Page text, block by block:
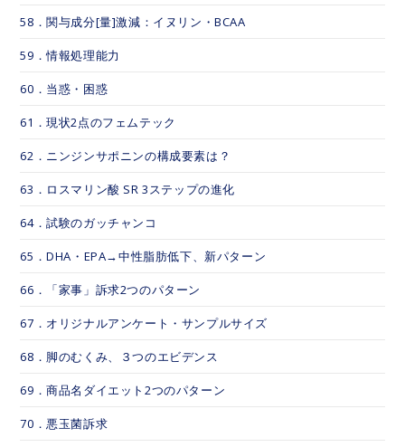
58．関与成分[量]激減：イヌリン・BCAA
59．情報処理能力
60．当惑・困惑
61．現状2点のフェムテック
62．ニンジンサポニンの構成要素は？
63．ロスマリン酸 SR 3ステップの進化
64．試験のガッチャンコ
65．DHA・EPA→中性脂肪低下、新パターン
66．「家事」訴求2つのパターン
67．オリジナルアンケート・サンプルサイズ
68．脚のむくみ、３つのエビデンス
69．商品名ダイエット2つのパターン
70．悪玉菌訴求